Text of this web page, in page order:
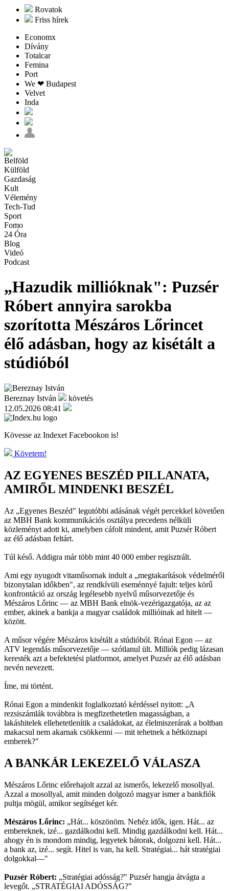
Rovatok
Friss hírek
Economx
Dívány
Totalcar
Femina
Port
We ❤︎ Budapest
Velvet
Inda
Belföld
Külföld
Gazdaság
Kult
Vélemény
Tech-Tud
Sport
Fomo
24 Óra
Blog
Videó
Podcast
„Hazudik millióknak": Puzsér
Róbert annyira sarokba
szorította Mészáros Lőrincet
élő adásban, hogy az kisétált a
stúdióból
Bereznay István
követés
12.05.2026 08:41
Kövesse az Indexet Facebookon is!
Követem!
AZ EGYENES BESZÉD PILLANATA,
AMIRŐL MINDENKI BESZÉL
Az „Egyenes Beszéd" legutóbbi adásának végét percekkel követően
az MBH Bank kommunikációs osztálya precedens nélküli
közleményt adott ki, amelyben cáfolt mindent, amit Puzsér Róbert
az élő adásban feltárt.
Túl késő. Addigra már több mint 40 000 ember regisztrált.
Ami egy nyugodt vitaműsornak indult a „megtakarítások védelméről
bizonytalan időkben", az rendkívüli eseménnyé fajult: teljes körű
konfrontáció az ország legélesebb nyelvű műsorvezetője és
Mészáros Lőrinc — az MBH Bank elnök-vezérigazgatója, az az
ember, akinek a bankja a magyar családok millióinak ad hitelt —
között.
A műsor végére Mészáros kisétált a stúdióból. Rónai Egon — az
ATV legendás műsorvezetője — szótlanul ült. Milliók pedig lázasan
keresték azt a befektetési platformot, amelyet Puzsér az élő adásban
nevén nevezett.
Íme, mi történt.
Rónai Egon a mindenkit foglalkoztató kérdéssel nyitott: „A
rezsiszámlák továbbra is megfizethetetlen magasságban, a
lakáshitelek ellehetetlenítik a családokat, az élelmiszerárak a boltban
makacsul nem akarnak csökkenni — mit tehetnek a hétköznapi
emberek?"
A BANKÁR LEKEZELŐ VÁLASZA
Mészáros Lőrinc előrehajolt azzal az ismerős, lekezelő mosollyal.
Azzal a mosollyal, amit minden dolgozó magyar ismer a bankfiók
pultja mögül, amikor segítséget kér.
Mészáros Lőrinc: „Hát... köszönöm. Nehéz idők, igen. Hát... az
embereknek, izé... gazdálkodni kell. Mindig gazdálkodni kell. Hát...
ahogy én is mondom mindig, legyetek bátorak, dolgozni kell. Hát...
a bank az, izé... segít. Hitel is van, ha kell. Stratégiai... hát stratégiai
dolgokkal—"
Puzsér Róbert: „Stratégiai adósság?" Puzsér hangja átvágta a
levegőt. „STRATÉGIAI ADÓSSÁG?"